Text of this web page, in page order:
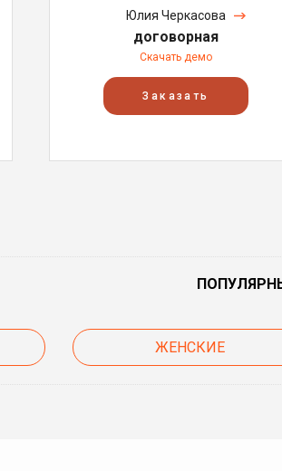
Юлия Черкасова
договорная
Скачать демо
Заказать
ЖЕНСКИЕ